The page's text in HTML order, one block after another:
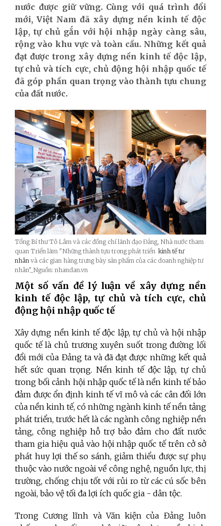
nước được giữ vững. Cùng với quá trình đổi
mới, Việt Nam đã xây dựng nền kinh tế độc
lập, tự chủ gắn với hội nhập ngày càng sâu,
rộng vào khu vực và toàn cầu. Những kết quả
đạt được trong xây dựng nền kinh tế độc lập,
tự chủ và tích cực, chủ động hội nhập quốc tế
đã góp phần quan trọng vào thành tựu chung
của đất nước.
Tổng Bí thư Tô Lâm và các đồng chí lãnh đạo Đảng, Nhà nước tham
quan Triển lãm "Những thành tựu trong phát triển kinh tế tư
nhân và các gian hàng trưng bày sản phẩm của các doanh nghiệp tư
nhân"_Nguồn: nhandan.vn
Một số vấn đề lý luận về xây dựng nền
kinh tế độc lập, tự chủ và tích cực, chủ
động hội nhập quốc tế
Xây dựng nền kinh tế độc lập, tự chủ và hội nhập
quốc tế là chủ trương xuyên suốt trong đường lối
đổi mới của Đảng ta và đã đạt được những kết quả
hết sức quan trọng. Nền kinh tế độc lập, tự chủ
trong bối cảnh hội nhập quốc tế là nền kinh tế bảo
đảm được ổn định kinh tế vĩ mô và các cân đối lớn
của nền kinh tế, có những ngành kinh tế nền tảng
phát triển, trước hết là các ngành công nghiệp nền
tảng, công nghiệp hỗ trợ bảo đảm cho đất nước
tham gia hiệu quả vào hội nhập quốc tế trên cở sở
phát huy lợi thế so sánh, giảm thiểu được sự phụ
thuộc vào nước ngoài về công nghệ, nguồn lực, thị
trường, chống chịu tốt với rủi ro từ các cú sốc bên
ngoài, bảo vệ tối đa lợi ích quốc gia - dân tộc.
Trong Cương lĩnh và Văn kiện của Đảng luôn